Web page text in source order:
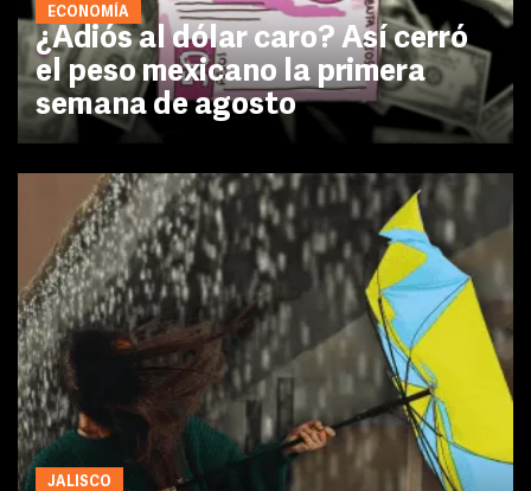
ECONOMÍA
¿Adiós al dólar caro? Así cerró
el peso mexicano la primera
semana de agosto
JALISCO